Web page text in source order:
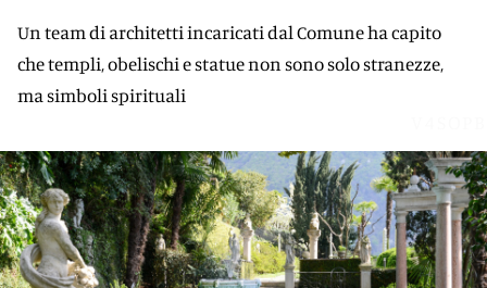
Un team di architetti incaricati dal Comune ha capito
che templi, obelischi e statue non sono solo stranezze,
ma simboli spirituali